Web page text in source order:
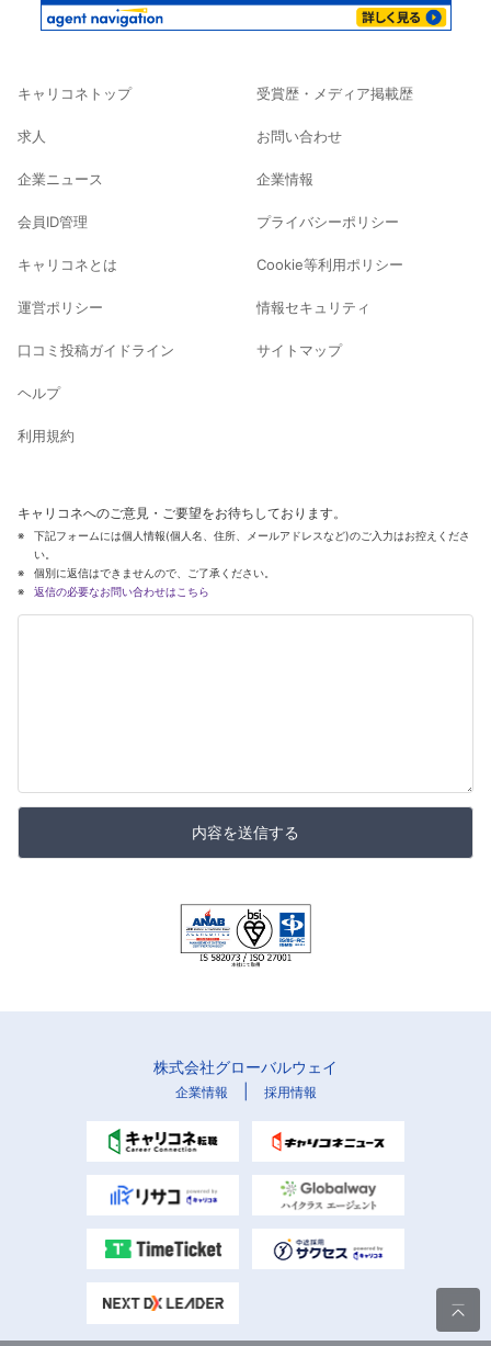
キャリコネトップ
求人
企業ニュース
会員ID管理
キャリコネとは
運営ポリシー
口コミ投稿ガイドライン
ヘルプ
利用規約
受賞歴・メディア掲載歴
お問い合わせ
企業情報
プライバシーポリシー
Cookie等利用ポリシー
情報セキュリティ
サイトマップ
キャリコネへのご意見・ご要望をお待ちしております。
下記フォームには個人情報(個人名、住所、メールアドレスなど)のご入力はお控えくださ
い。
個別に返信はできませんので、ご了承ください。
返信の必要なお問い合わせはこちら
内容を送信する
株式会社グローバルウェイ
企業情報 採用情報
